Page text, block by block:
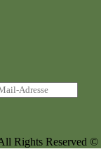
Rights Reserved ©